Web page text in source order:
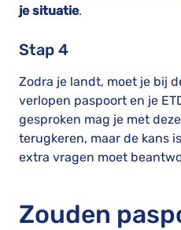
je situatie.
Stap 4
Zodra je landt, moet je bij
verlopen paspoort en je
gesproken mag je met
terugkeren, maar de kans
extra vragen moet
Zouden